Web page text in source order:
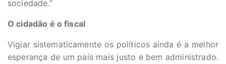
sociedade.”
O cidadão é o fiscal
Vigiar sistematicamente os políticos ainda é a melhor
esperança de um país mais justo e bem administrado.